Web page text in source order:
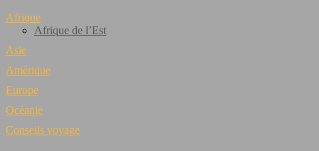
Afrique
Afrique de l’Est
Asie
Amérique
Europe
Océanie
Conseils voyage